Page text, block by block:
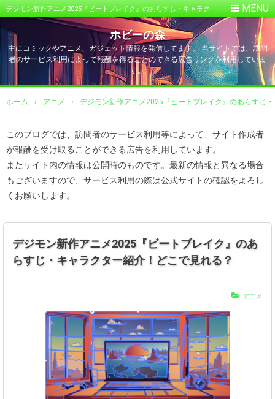
デジモン新作アニメ2025『ビートブレイク』のあらすじ・キャラク
ター紹介！どこで見れる？
ホビーの森
主にコミックやアニメ、ガジェット情報を発信してます。 当サイトでは、訪問
者のサービス利用によって報酬を得ることのできる広告リンクを利用していま
す。
ホーム › アニメ › デジモン新作アニメ2025『ビートブレイク』のあらすじ
このブログでは、訪問者のサービス利用等によって、サイト作成者
が報酬を受け取ることができる広告を利用しています。
またサイト内の情報は公開時のものです。最新の情報と異なる場合
もございますので、サービス利用の際は公式サイトの確認をよろし
くお願いします。
デジモン新作アニメ2025『ビートブレイク』のあ
らすじ・キャラクター紹介！どこで見れる？
アニメ